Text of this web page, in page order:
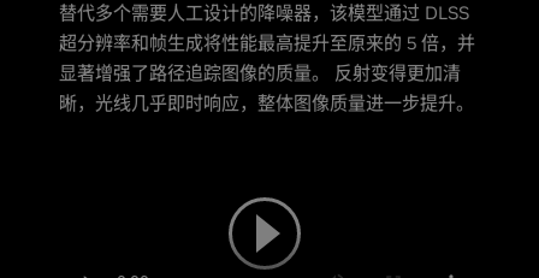
替代多个需要人工设计的降噪器，该模型通过 DLSS
超分辨率和帧生成将性能最高提升至原来的 5 倍，并
显著增强了路径追踪图像的质量。 反射变得更加清
晰，光线几乎即时响应，整体图像质量进一步提升。